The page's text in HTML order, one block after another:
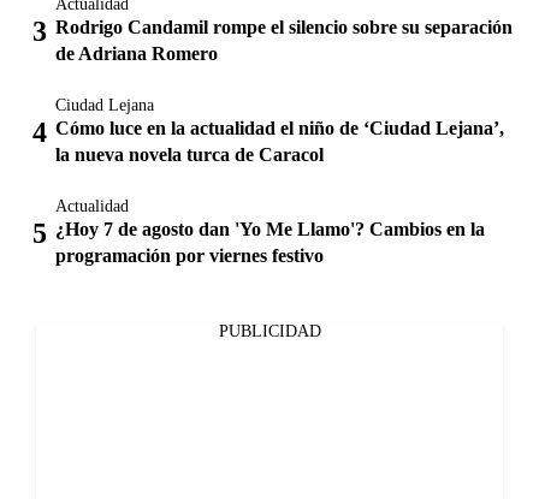
Actualidad
Rodrigo Candamil rompe el silencio sobre su separación
de Adriana Romero
Ciudad Lejana
Cómo luce en la actualidad el niño de ‘Ciudad Lejana’,
la nueva novela turca de Caracol
Actualidad
¿Hoy 7 de agosto dan 'Yo Me Llamo'? Cambios en la
programación por viernes festivo
PUBLICIDAD